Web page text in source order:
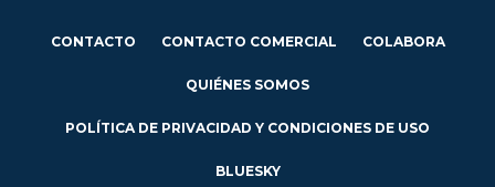
CONTACTO CONTACTO COMERCIAL COLABORA
QUIÉNES SOMOS
POLÍTICA DE PRIVACIDAD Y CONDICIONES DE USO
BLUESKY